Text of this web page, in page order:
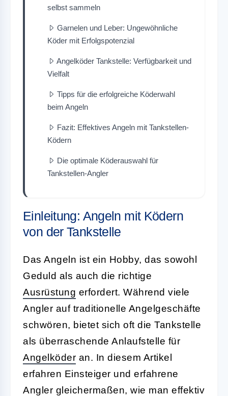
selbst sammeln
Garnelen und Leber: Ungewöhnliche
Köder mit Erfolgspotenzial
Angelköder Tankstelle: Verfügbarkeit und
Vielfalt
Tipps für die erfolgreiche Köderwahl
beim Angeln
Fazit: Effektives Angeln mit Tankstellen-
Ködern
Die optimale Köderauswahl für
Tankstellen-Angler
Einleitung: Angeln mit Ködern
von der Tankstelle
Das Angeln ist ein Hobby, das sowohl
Geduld als auch die richtige
Ausrüstung erfordert. Während viele
Angler auf traditionelle Angelgeschäfte
schwören, bietet sich oft die Tankstelle
als überraschende Anlaufstelle für
Angelköder an. In diesem Artikel
erfahren Einsteiger und erfahrene
Angler gleichermaßen, wie man effektiv